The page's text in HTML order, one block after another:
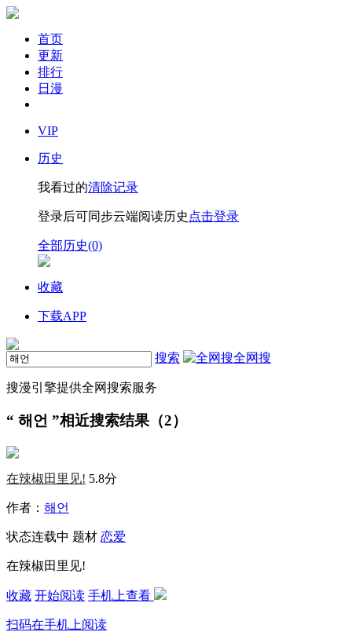
首页
更新
排行
日漫
VIP
历史
我看过的清除记录
登录后可同步云端阅读历史 点击登录
全部历史(0)
收藏
下载APP
搜索 全网搜
搜漫引擎提供全网搜索服务
“ 해언 ”相近搜索结果（2）
在辣椒田里见! 5.8分
作者： 해언
状态连载中 题材 恋爱
在辣椒田里见!
收藏 开始阅读 手机上查看
扫码在手机上阅读